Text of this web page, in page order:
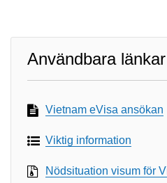
Användbara länkar
Vietnam eVisa ansökan
Viktig information
Nödsituation visum för